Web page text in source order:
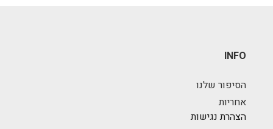
INFO
הסיפור שלנו
אחריות
הצהרת נגישות